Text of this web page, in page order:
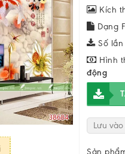
Kích
Dạng
Số lần
Hình
động
Lưu
Sản